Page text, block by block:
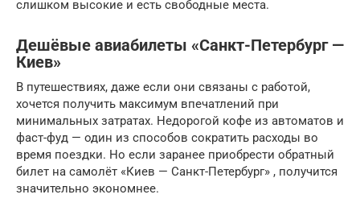
слишком высокие и есть свободные места.
Дешёвые авиабилеты «Санкт-Петербург —
Киев»
В путешествиях, даже если они связаны с работой,
хочется получить максимум впечатлений при
минимальных затратах. Недорогой кофе из автоматов и
фаст-фуд — один из способов сократить расходы во
время поездки. Но если заранее приобрести обратный
билет на самолёт «Киев — Санкт-Петербург» , получится
значительно экономнее.